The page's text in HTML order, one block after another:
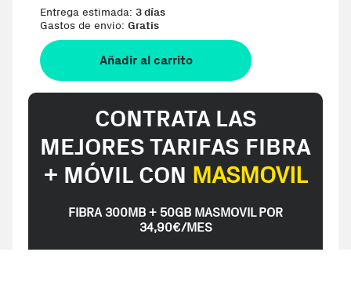
Entrega estimada: 3 días
Gastos de envio: Gratis
Añadir al carrito
CONTRATA LAS
MEJORES TARIFAS FIBRA
+ MÓVIL CON MASMOVIL
FIBRA 300MB + 50GB MASMOVIL POR
34,90€/MES